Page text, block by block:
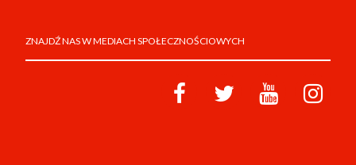
ZNAJDŹ NAS W MEDIACH SPOŁECZNOŚCIOWYCH